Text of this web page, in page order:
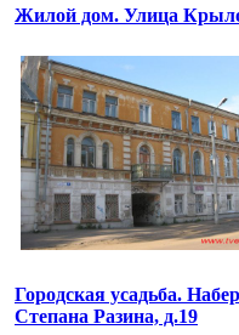
Жилой дом. Улица
Городская усадьба.
Степана Разина, д.19